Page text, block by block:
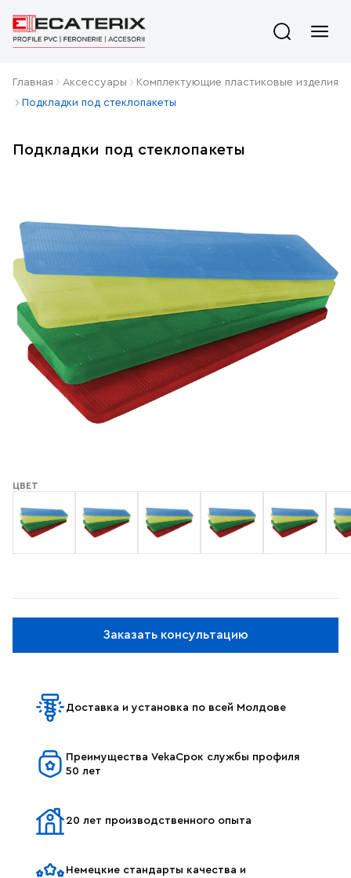
Главная Aксессуары
Комплектующие пластиковые изделия
Подкладки под стеклопакеты
Подкладки под стеклопакеты
ЦВЕТ
Заказать консультацию
Доставка и установка по всей Молдове
Преимущества VekaСрок службы профиля
50 лет
20 лет производственного опыта
Немецкие стандарты качества и